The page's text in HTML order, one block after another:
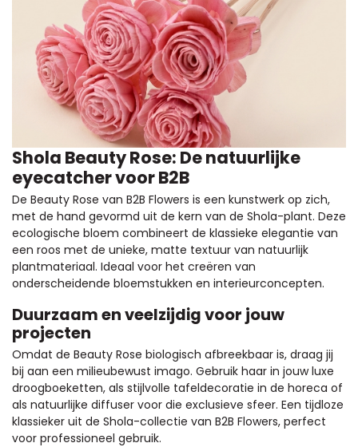
Shola Beauty Rose: De natuurlijke
eyecatcher voor B2B
De Beauty Rose van B2B Flowers is een kunstwerk op zich,
met de hand gevormd uit de kern van de Shola-plant. Deze
ecologische bloem combineert de klassieke elegantie van
een roos met de unieke, matte textuur van natuurlijk
plantmateriaal. Ideaal voor het creëren van
onderscheidende bloemstukken en interieurconcepten.
Duurzaam en veelzijdig voor jouw
projecten
Omdat de Beauty Rose biologisch afbreekbaar is, draag jij
bij aan een milieubewust imago. Gebruik haar in jouw luxe
droogboeketten, als stijlvolle tafeldecoratie in de horeca of
als natuurlijke diffuser voor die exclusieve sfeer. Een tijdloze
klassieker uit de Shola-collectie van B2B Flowers, perfect
voor professioneel gebruik.